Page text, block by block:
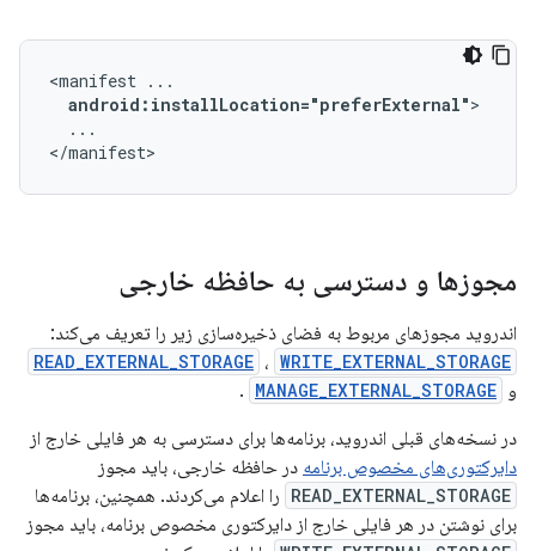
<manifest
android:installLocation="preferExternal"
...
</manifest>
مجوزها و دسترسی به حافظه خارجی
اندروید مجوزهای مربوط به فضای ذخیره‌سازی زیر را تعریف می‌کند:
READ_EXTERNAL_STORAGE ، WRITE_EXTERNAL_STORAGE
و MANAGE_EXTERNAL_STORAGE
.
در نسخه‌های قبلی اندروید، برنامه‌ها برای دسترسی به هر فایلی خارج از
دایرکتوری‌های مخصوص برنامه در حافظه خارجی، باید مجوز
READ_EXTERNAL_STORAGE را اعلام می‌کردند. همچنین، برنامه‌ها
برای نوشتن در هر فایلی خارج از دایرکتوری مخصوص برنامه، باید مجوز